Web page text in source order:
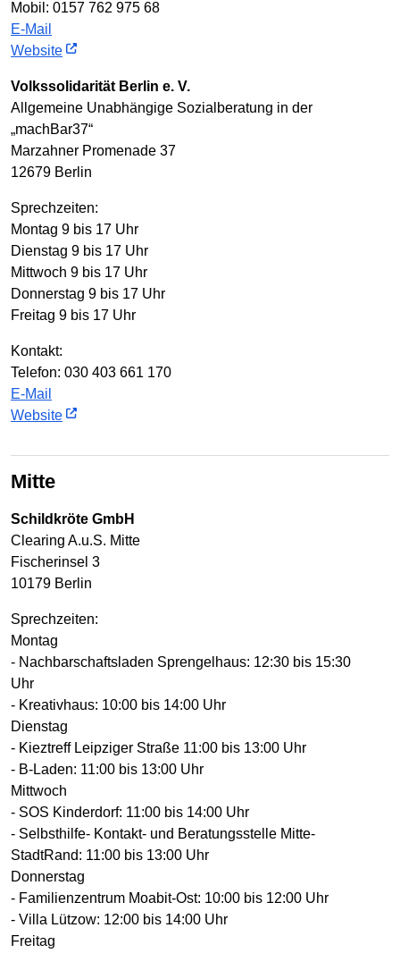
Mobil: 0157 762 975 68
E-Mail
Website
Volkssolidarität Berlin e. V.
Allgemeine Unabhängige Sozialberatung in der
„machBar37“
Marzahner Promenade 37
12679 Berlin
Sprechzeiten:
Montag 9 bis 17 Uhr
Dienstag 9 bis 17 Uhr
Mittwoch 9 bis 17 Uhr
Donnerstag 9 bis 17 Uhr
Freitag 9 bis 17 Uhr
Kontakt:
Telefon: 030 403 661 170
E-Mail
Website
Mitte
Schildkröte GmbH
Clearing A.u.S. Mitte
Fischerinsel 3
10179 Berlin
Sprechzeiten:
Montag
- Nachbarschaftsladen Sprengelhaus: 12:30 bis 15:30
Uhr
- Kreativhaus: 10:00 bis 14:00 Uhr
Dienstag
- Kieztreff Leipziger Straße 11:00 bis 13:00 Uhr
- B-Laden: 11:00 bis 13:00 Uhr
Mittwoch
- SOS Kinderdorf: 11:00 bis 14:00 Uhr
- Selbsthilfe- Kontakt- und Beratungsstelle Mitte-
StadtRand: 11:00 bis 13:00 Uhr
Donnerstag
- Familienzentrum Moabit-Ost: 10:00 bis 12:00 Uhr
- Villa Lützow: 12:00 bis 14:00 Uhr
Freitag